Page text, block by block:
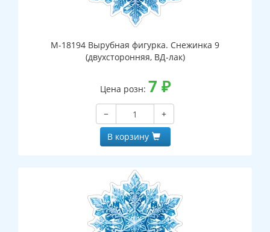
М-18194 Вырубная фигурка. Снежинка 9
(двухсторонняя, ВД-лак)
Цена розн: 7 ₽
−
+
В корзину